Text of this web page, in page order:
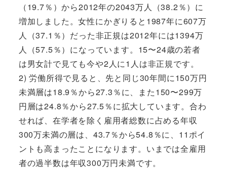
（19.7％）から2012年の2043万人（38.2％）に
増加しました。女性にかぎりると1987年に607万
人（37.1％）だった非正規は2012年には1394万
人（57.5％）になっています。15〜24歳の若者
は男女計で見ても今や2人に1人は非正規です。
2) 労働所得で見ると、先と同じ30年間に150万円
未満層は18.9％から27.3％に、また150〜299万
円層は24.8％から27.5％に拡大しています。合わ
せれば、在学者を除く雇用者総数に占める年収
300万未満の層は、43.7％から54.8％に、11ポイ
ントも高まったことになります。いまでは全雇用
者の過半数は年収300万円未満です。